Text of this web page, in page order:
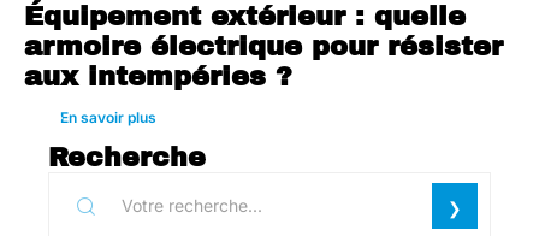
Équipement extérieur : quelle
armoire électrique pour résister
aux intempéries ?
En savoir plus
Recherche